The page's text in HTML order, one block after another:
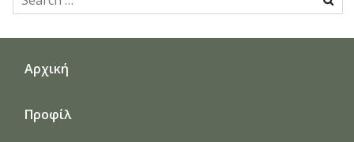
for:
Αρχική
Προφίλ